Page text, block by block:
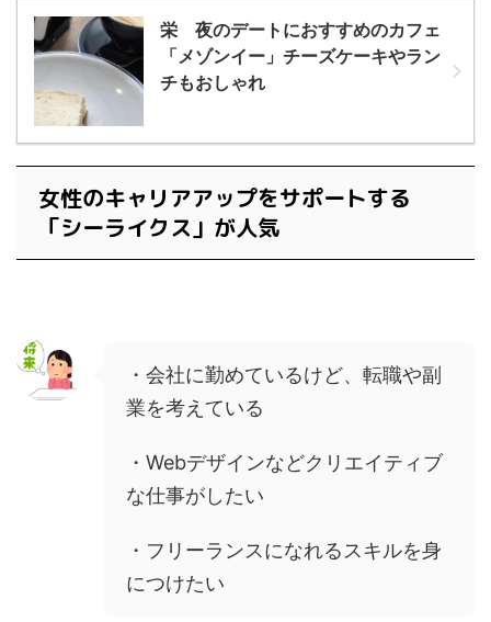
栄 夜のデートにおすすめのカフェ
「メゾンイー」チーズケーキやラン
チもおしゃれ
女性のキャリアアップをサポートする
「シーライクス」が人気
・会社に勤めているけど、転職や副
業を考えている
・Webデザインなどクリエイティブ
な仕事がしたい
・フリーランスになれるスキルを身
につけたい